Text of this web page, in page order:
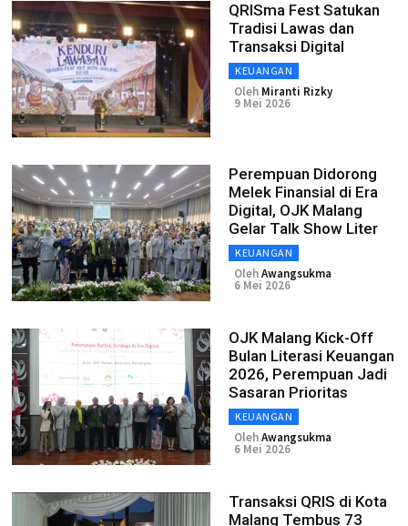
QRISma Fest Satukan
Tradisi Lawas dan
Transaksi Digital
KEUANGAN
Oleh Miranti Rizky
9 Mei 2026
Perempuan Didorong
Melek Finansial di Era
Digital, OJK Malang
Gelar Talk Show Liter
KEUANGAN
OlehAwangsukma
6 Mei 2026
OJK Malang Kick-Off
Bulan Literasi Keuangan
2026, Perempuan Jadi
Sasaran Prioritas
KEUANGAN
OlehAwangsukma
6 Mei 2026
Transaksi QRIS di Kota
Malang Tembus 73